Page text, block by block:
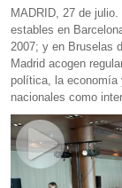
MADRID, 27 de
estables en
2007; y en Bruselas
Madrid acogen
política, la
nacionales como